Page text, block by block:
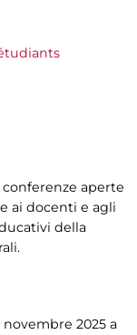
aperte
ai docenti e agli
della
novembre 2025 a